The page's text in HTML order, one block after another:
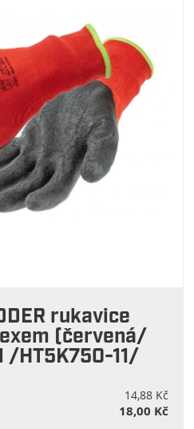
rukavice
(červená/
/HT5K750-11/
14,88 Kč
18,00 Kč